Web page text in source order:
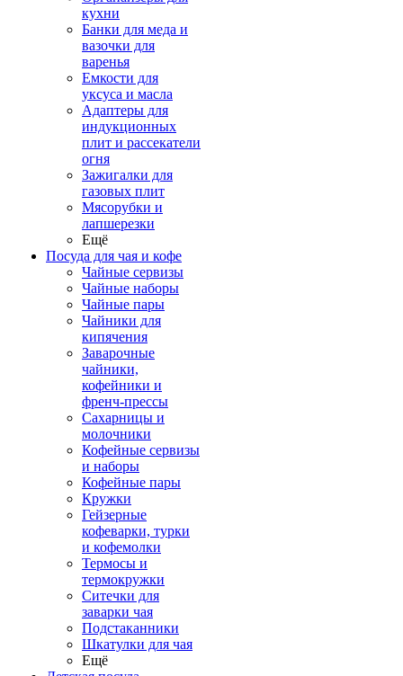
кухни
Банки для меда и
вазочки для
варенья
Емкости для
уксуса и масла
Адаптеры для
индукционных
плит и рассекатели
огня
Зажигалки для
газовых плит
Мясорубки и
лапшерезки
Ещё
Посуда для чая и кофе
Чайные сервизы
Чайные наборы
Чайные пары
Чайники для
кипячения
Заварочные
чайники,
кофейники и
френч-прессы
Сахарницы и
молочники
Кофейные сервизы
и наборы
Кофейные пары
Кружки
Гейзерные
кофеварки, турки
и кофемолки
Термосы и
термокружки
Ситечки для
заварки чая
Подстаканники
Шкатулки для чая
Ещё